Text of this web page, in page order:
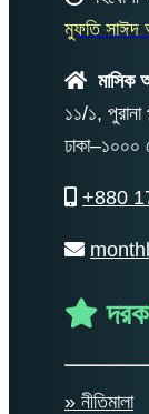
মুফতি সাঈদ
মাসিক
১১/১, পুরানা
ঢাকা–১০০০
+880
» নীতিমালা